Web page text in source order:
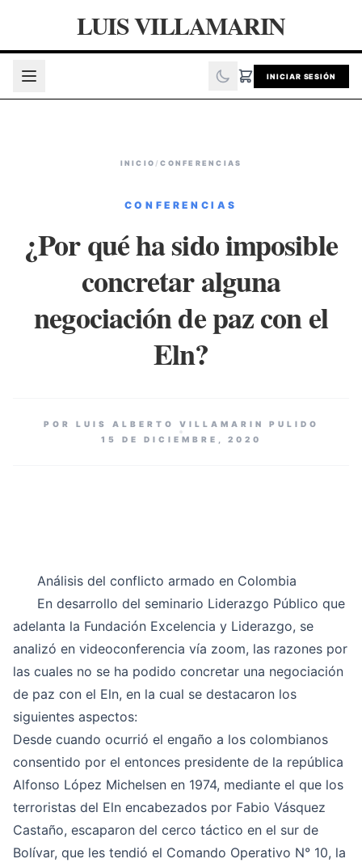
LUIS VILLAMARIN
INICIAR SESIÓN
INICIO /CONFERENCIAS
CONFERENCIAS
¿Por qué ha sido imposible
concretar alguna
negociación de paz con el
Eln?
POR LUIS ALBERTO VILLAMARIN PULIDO
15 DE DICIEMBRE, 2020
Análisis del conflicto armado en Colombia
En desarrollo del seminario Liderazgo Público que
adelanta la Fundación Excelencia y Liderazgo, se
analizó en videoconferencia vía zoom, las razones por
las cuales no se ha podido concretar una negociación
de paz con el Eln, en la cual se destacaron los
siguientes aspectos:
Desde cuando ocurrió el engaño a los colombianos
consentido por el entonces presidente de la república
Alfonso López Michelsen en 1974, mediante el que los
terroristas del Eln encabezados por Fabio Vásquez
Castaño, escaparon del cerco táctico en el sur de
Bolívar, que les tendió el Comando Operativo N° 10, la